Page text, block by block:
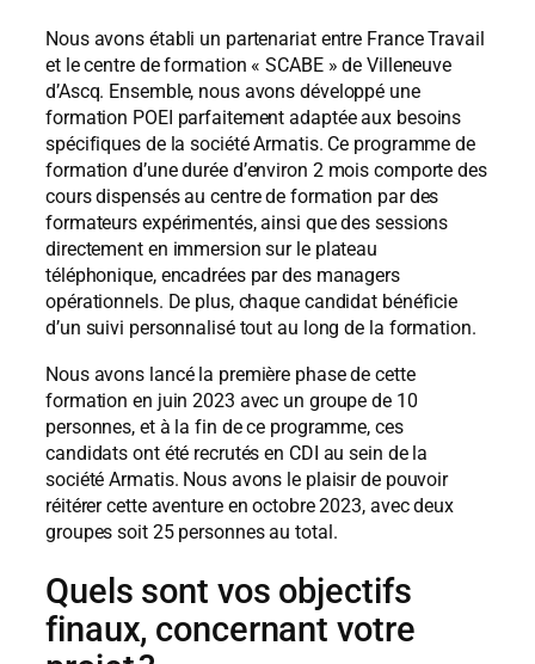
Nous avons établi un partenariat entre France Travail
et le centre de formation « SCABE » de Villeneuve
d’Ascq. Ensemble, nous avons développé une
formation POEI parfaitement adaptée aux besoins
spécifiques de la société Armatis. Ce programme de
formation d’une durée d’environ 2 mois comporte des
cours dispensés au centre de formation par des
formateurs expérimentés, ainsi que des sessions
directement en immersion sur le plateau
téléphonique, encadrées par des managers
opérationnels. De plus, chaque candidat bénéficie
d’un suivi personnalisé tout au long de la formation.
Nous avons lancé la première phase de cette
formation en juin 2023 avec un groupe de 10
personnes, et à la fin de ce programme, ces
candidats ont été recrutés en CDI au sein de la
société Armatis. Nous avons le plaisir de pouvoir
réitérer cette aventure en octobre 2023, avec deux
groupes soit 25 personnes au total.
Quels sont vos objectifs
finaux, concernant votre